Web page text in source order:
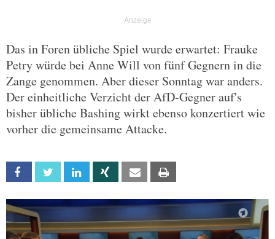
Das in Foren übliche Spiel wurde erwartet: Frauke
Petry würde bei Anne Will von fünf Gegnern in die
Zange genommen. Aber dieser Sonntag war anders.
Der einheitliche Verzicht der AfD-Gegner auf's
bisher übliche Bashing wirkt ebenso konzertiert wie
vorher die gemeinsame Attacke.
Facebook Twitter Linkedin Xing Email